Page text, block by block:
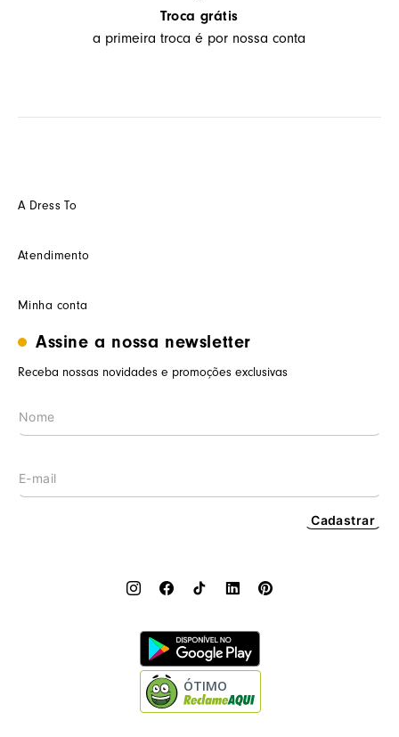
Troca grátis
a primeira troca é por nossa conta
A Dress To
Futuro
Seja um(a) cliente multimarca
Trabalhe conosco
Nossas lojas
Atendimento
Como trocar
Termos de uso
Prazos de entrega
LGPD
Minha conta
Minha conta
Assine a nossa newsletter
Receba nossas novidades e promoções exclusivas
Cadastrar
ÓTIMO